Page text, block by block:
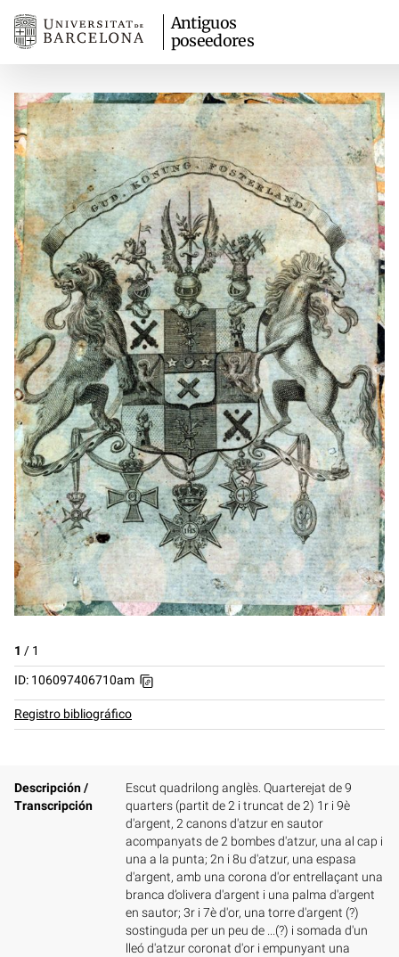
Antiguos
poseedores
1 / 1
ID: 106097406710am
Registro bibliográfico
Descripción /
Transcripción
Escut quadrilong anglès. Quarterejat de 9
quarters (partit de 2 i truncat de 2) 1r i 9è
d'argent, 2 canons d'atzur en sautor
acompanyats de 2 bombes d'atzur, una al cap i
una a la punta; 2n i 8u d'atzur, una espasa
d'argent, amb una corona d'or entrellaçant una
branca d’olivera d'argent i una palma d'argent
en sautor; 3r i 7è d'or, una torre d'argent (?)
sostinguda per un peu de ...(?) i somada d'un
lleó d'atzur coronat d'or i empunyant una